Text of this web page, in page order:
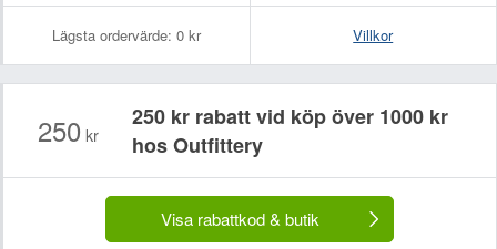
Lägsta ordervärde: 0 kr Villkor
250 kr
250 kr rabatt vid köp över 1000 kr
hos Outfittery
Visa rabattkod & butik